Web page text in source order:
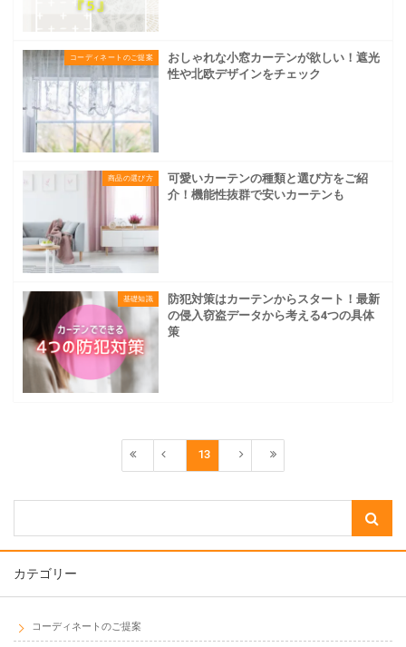
コーディネートのご提案
おしゃれな小窓カーテンが欲しい！遮光
性や北欧デザインをチェック
商品の選び方
可愛いカーテンの種類と選び方をご紹
介！機能性抜群で安いカーテンも
基礎知識
防犯対策はカーテンからスタート！最新
の侵入窃盗データから考える4つの具体
策
13
カテゴリー
コーディネートのご提案